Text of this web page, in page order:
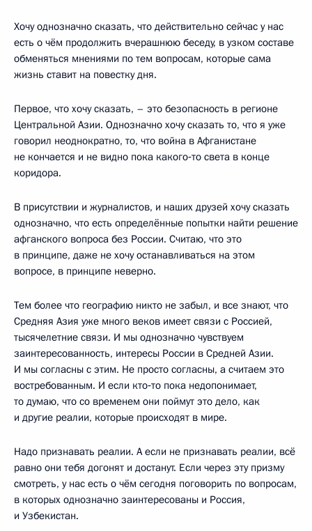
Хочу однозначно сказать, что действительно сейчас у нас
есть о чём продолжить вчерашнюю беседу, в узком составе
обменяться мнениями по тем вопросам, которые сама
жизнь ставит на повестку дня.
Первое, что хочу сказать, – это безопасность в регионе
Центральной Азии. Однозначно хочу сказать то, что я уже
говорил неоднократно, то, что война в Афганистане
не кончается и не видно пока какого‑то света в конце
коридора.
В присутствии и журналистов, и наших друзей хочу сказать
однозначно, что есть определённые попытки найти решение
афганского вопроса без России. Считаю, что это
в принципе, даже не хочу останавливаться на этом
вопросе, в принципе неверно.
Тем более что географию никто не забыл, и все знают, что
Средняя Азия уже много веков имеет связи с Россией,
тысячелетние связи. И мы однозначно чувствуем
заинтересованность, интересы России в Средней Азии.
И мы согласны с этим. Не просто согласны, а считаем это
востребованным. И если кто‑то пока недопонимает,
то думаю, что со временем они поймут это дело, как
и другие реалии, которые происходят в мире.
Надо признавать реалии. А если не признавать реалии, всё
равно они тебя догонят и достанут. Если через эту призму
смотреть, у нас есть о чём сегодня поговорить по вопросам,
в которых однозначно заинтересованы и Россия,
и Узбекистан.